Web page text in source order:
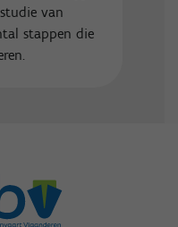
van
stappen die